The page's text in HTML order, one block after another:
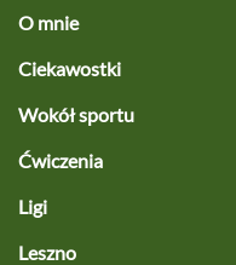
O mnie
Ciekawostki
Wokół sportu
Ćwiczenia
Ligi
Leszno